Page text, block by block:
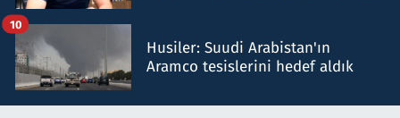
Husiler: Suudi Arabistan'ın
Aramco tesislerini hedef aldık
10